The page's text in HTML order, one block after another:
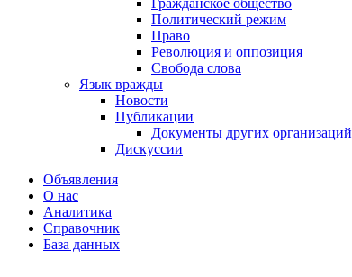
Гражданское общество
Политический режим
Право
Революция и оппозиция
Свобода слова
Язык вражды
Новости
Публикации
Документы других организаций
Дискуссии
Объявления
О нас
Аналитика
Справочник
База данных